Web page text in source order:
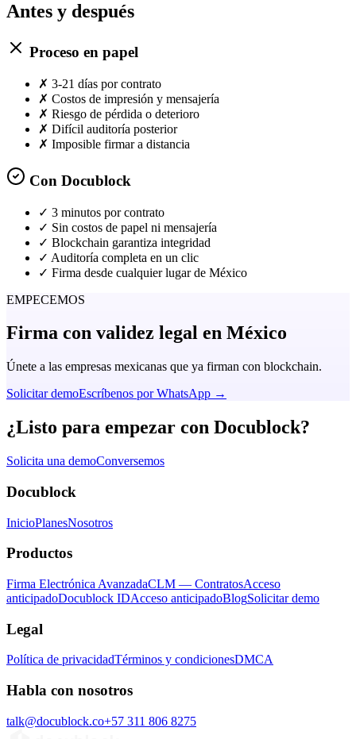
Antes y después
Proceso en papel
✗ 3-21 días por contrato
✗ Costos de impresión y mensajería
✗ Riesgo de pérdida o deterioro
✗ Difícil auditoría posterior
✗ Imposible firmar a distancia
Con Docublock
✓ 3 minutos por contrato
✓ Sin costos de papel ni mensajería
✓ Blockchain garantiza integridad
✓ Auditoría completa en un clic
✓ Firma desde cualquier lugar de México
EMPECEMOS
Firma con validez legal en México
Únete a las empresas mexicanas que ya firman con blockchain.
Solicitar demoEscríbenos por WhatsApp →
¿Listo para empezar con Docublock?
Solicita una demoConversemos
Docublock
InicioPlanesNosotros
Productos
Firma Electrónica AvanzadaCLM — ContratosAcceso
anticipadoDocublock IDAcceso anticipadoBlogSolicitar demo
Legal
Política de privacidadTérminos y condicionesDMCA
Habla con nosotros
talk@docublock.co+57 311 806 8275